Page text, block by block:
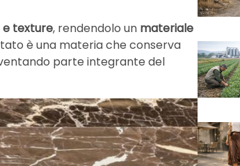
e texture, rendendolo un materiale
è una materia che conserva
parte integrante del